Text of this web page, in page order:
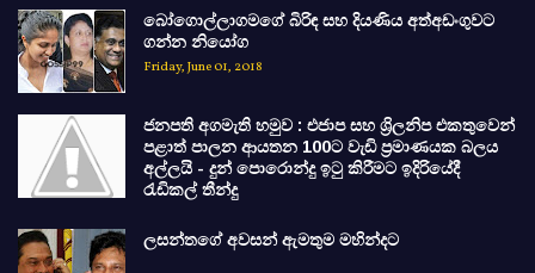
බෝගොල්ලාගමගේ බිරිඳ සහ දියණිය අත්අඩංගුවට
ගන්න නියෝග
Friday, June 01, 2018
ජනපති අගමැති හමුව : එජාප සහ ශ්‍රිලනිප එකතුවෙන්
පළාත් පාලන ආයතන 100ට වැඩි ප්‍රමාණයක බලය
අල්ලයි - දුන් පොරොන්දු ඉටු කිරීමට ඉදිරියේදී
රැඩිකල් තීන්දු
ලසන්තගේ අවසන් ඇමතුම මහින්දට